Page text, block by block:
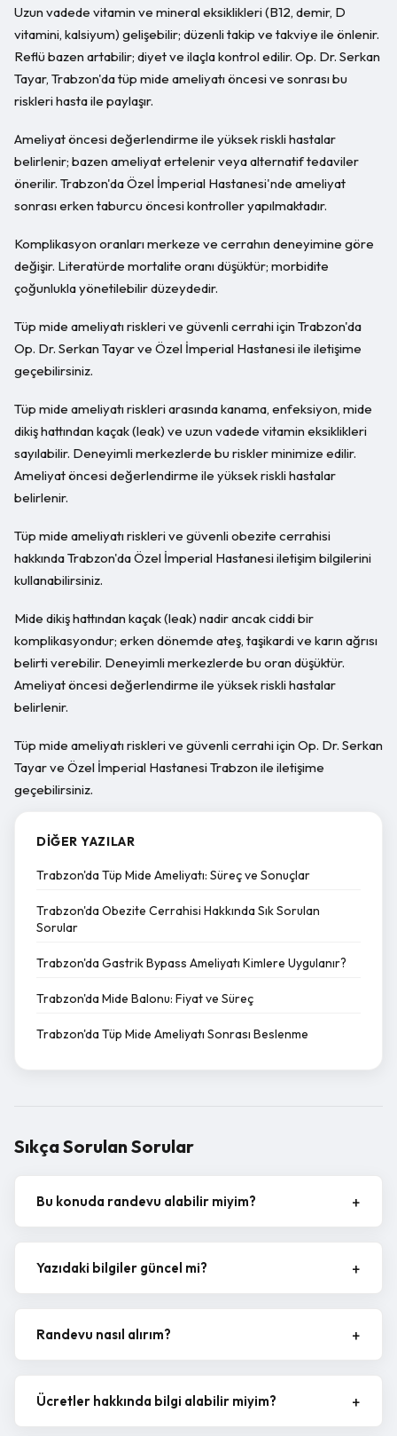
DIĞER YAZILAR
Trabzon'da Tüp Mide Ameliyatı: Süreç ve Sonuçlar
Trabzon'da Obezite Cerrahisi Hakkında Sık Sorulan
Sorular
Trabzon'da Gastrik Bypass Ameliyatı Kimlere Uygulanır?
Trabzon'da Mide Balonu: Fiyat ve Süreç
Trabzon'da Tüp Mide Ameliyatı Sonrası Beslenme
Uzun vadede vitamin ve mineral eksiklikleri (B12, demir, D
vitamini, kalsiyum) gelişebilir; düzenli takip ve takviye ile önlenir.
Reflü bazen artabilir; diyet ve ilaçla kontrol edilir. Op. Dr. Serkan
Tayar, Trabzon'da tüp mide ameliyatı öncesi ve sonrası bu
riskleri hasta ile paylaşır.
Ameliyat öncesi değerlendirme ile yüksek riskli hastalar
belirlenir; bazen ameliyat ertelenir veya alternatif tedaviler
önerilir. Trabzon'da Özel İmperial Hastanesi'nde ameliyat
sonrası erken taburcu öncesi kontroller yapılmaktadır.
Komplikasyon oranları merkeze ve cerrahın deneyimine göre
değişir. Literatürde mortalite oranı düşüktür; morbidite
çoğunlukla yönetilebilir düzeydedir.
Tüp mide ameliyatı riskleri ve güvenli cerrahi için Trabzon'da
Op. Dr. Serkan Tayar ve Özel İmperial Hastanesi ile iletişime
geçebilirsiniz.
Tüp mide ameliyatı riskleri arasında kanama, enfeksiyon, mide
dikiş hattından kaçak (leak) ve uzun vadede vitamin eksiklikleri
sayılabilir. Deneyimli merkezlerde bu riskler minimize edilir.
Ameliyat öncesi değerlendirme ile yüksek riskli hastalar
belirlenir.
Tüp mide ameliyatı riskleri ve güvenli obezite cerrahisi
hakkında Trabzon'da Özel İmperial Hastanesi iletişim bilgilerini
kullanabilirsiniz.
Mide dikiş hattından kaçak (leak) nadir ancak ciddi bir
komplikasyondur; erken dönemde ateş, taşikardi ve karın ağrısı
belirti verebilir. Deneyimli merkezlerde bu oran düşüktür.
Ameliyat öncesi değerlendirme ile yüksek riskli hastalar
belirlenir.
Tüp mide ameliyatı riskleri ve güvenli cerrahi için Op. Dr. Serkan
Tayar ve Özel İmperial Hastanesi Trabzon ile iletişime
geçebilirsiniz.
Sıkça Sorulan Sorular
Bu konuda randevu alabilir miyim?
Yazıdaki bilgiler güncel mi?
Randevu nasıl alırım?
Ücretler hakkında bilgi alabilir miyim?